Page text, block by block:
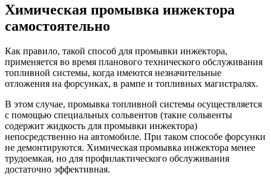
Химическая промывка инжектора
самостоятельно
Как правило, такой способ для промывки инжектора,
применяется во время планового технического обслуживания
топливной системы, когда имеются незначительные
отложения на форсунках, в рампе и топливных магистралях.
В этом случае, промывка топливной системы осуществляется
с помощью специальных сольвентов (такие сольвенты
содержит жидкость для промывки инжектора)
непосредственно на автомобиле. При таком способе форсунки
не демонтируются. Химическая промывка инжектора менее
трудоемкая, но для профилактического обслуживания
достаточно эффективная.